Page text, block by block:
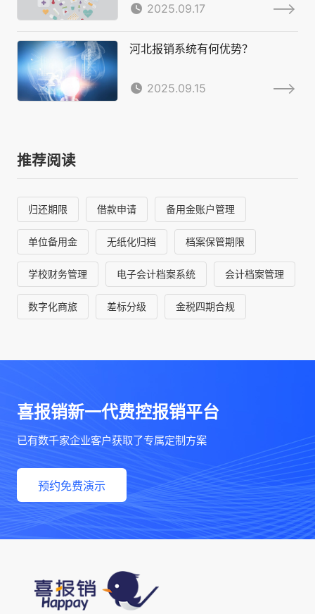
2025.09.17
河北报销系统有何优势？
2025.09.15
推荐阅读
归还期限 借款申请 备用金账户管理
单位备用金 无纸化归档 档案保管期限
学校财务管理 电子会计档案系统 会计档案管理
数字化商旅 差标分级 金税四期合规
喜报销新一代费控报销平台
已有数千家企业客户获取了专属定制方案
预约免费演示